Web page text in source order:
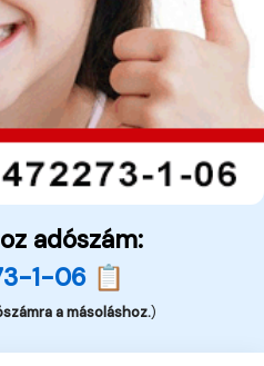
adószám:
1-06 📋
a másoláshoz.)